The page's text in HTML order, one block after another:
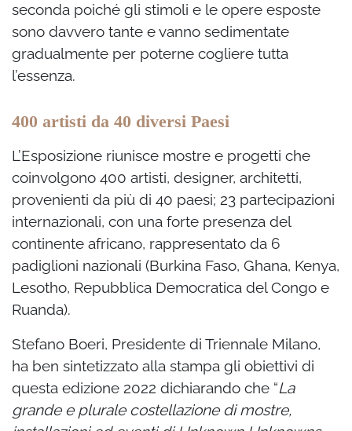
seconda poiché gli stimoli e le opere esposte
sono davvero tante e vanno sedimentate
gradualmente per poterne cogliere tutta
l’essenza.
400 artisti da 40 diversi Paesi
L’Esposizione riunisce mostre e progetti che
coinvolgono 400 artisti, designer, architetti,
provenienti da più di 40 paesi; 23 partecipazioni
internazionali, con una forte presenza del
continente africano, rappresentato da 6
padiglioni nazionali (Burkina Faso, Ghana, Kenya,
Lesotho, Repubblica Democratica del Congo e
Ruanda).
Stefano Boeri, Presidente di Triennale Milano,
ha ben sintetizzato alla stampa gli obiettivi di
questa edizione 2022 dichiarando che “La
grande e plurale costellazione di mostre,